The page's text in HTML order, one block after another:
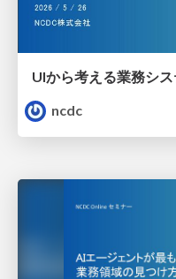
ncdc